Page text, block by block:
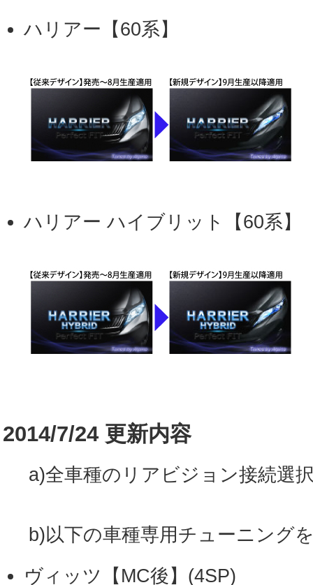
ハリアー【60系】
ハリアー ハイブリット【60系】
2014/7/24 更新内容
a)全車種のリアビジョン接続選
b)以下の車種専用チューニング
ヴィッツ【MC後】(4SP)